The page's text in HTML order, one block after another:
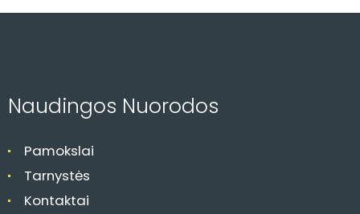
Naudingos Nuorodos
Pamokslai
Tarnystės
Kontaktai